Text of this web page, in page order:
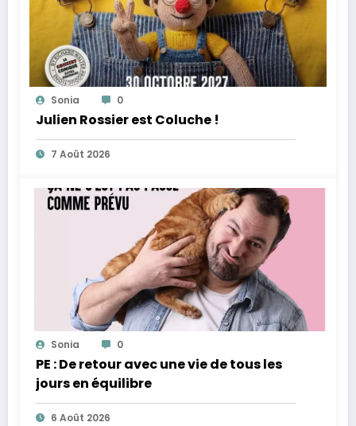
Sonia 0
Julien Rossier est Coluche !
7 Août 2026
Sonia 0
PE : De retour avec une vie de tous les
jours en équilibre
6 Août 2026